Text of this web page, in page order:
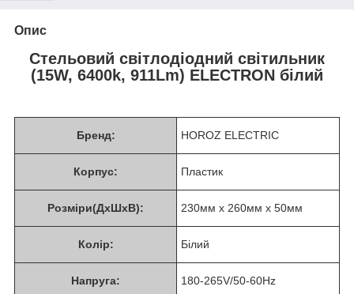
Опис
Стельовий світлодіодний світильник
(15W, 6400k, 911Lm) ELECTRON білий
Бренд: HOROZ ELECTRIC
Корпус: Пластик
Розміри(ДхШхВ): 230мм х 260мм х 50мм
Колір: Білий
Напруга: 180-265V/50-60Hz